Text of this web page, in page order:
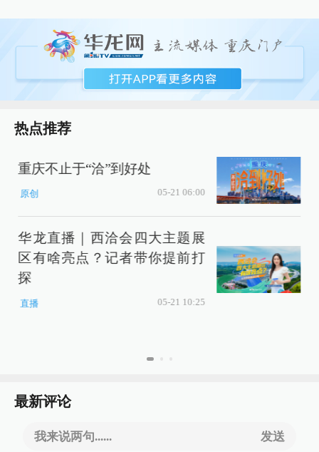
热点推荐
重庆不止于“洽”到好处
原创 05-21 06:00
华龙直播｜西洽会四大主题展
区有啥亮点？记者带你提前打
探
直播 05-21 10:25
最新评论
我来说两句...... 发送